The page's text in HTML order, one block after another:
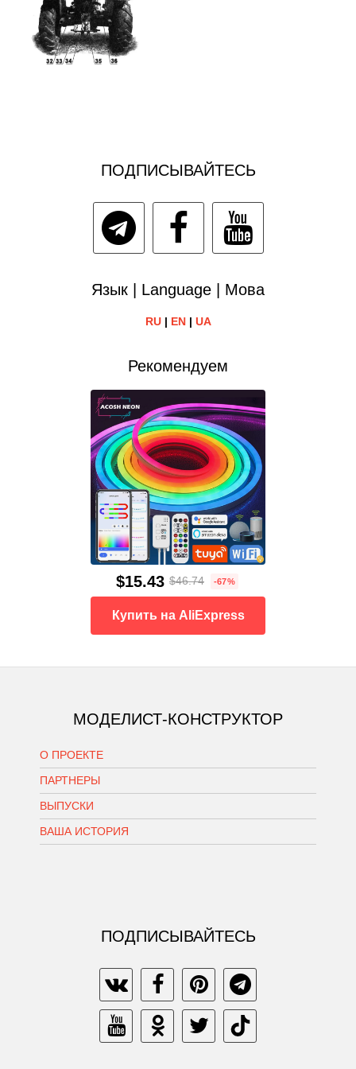
ПОДПИСЫВАЙТЕСЬ
Язык | Language | Мова
RU| EN| UA
Рекомендуем
$15.43 $46.74 -67%
Купить на AliExpress
МОДЕЛИСТ-КОНСТРУКТОР
О ПРОЕКТЕ
ПАРТНЕРЫ
ВЫПУСКИ
ВАША ИСТОРИЯ
ПОДПИСЫВАЙТЕСЬ